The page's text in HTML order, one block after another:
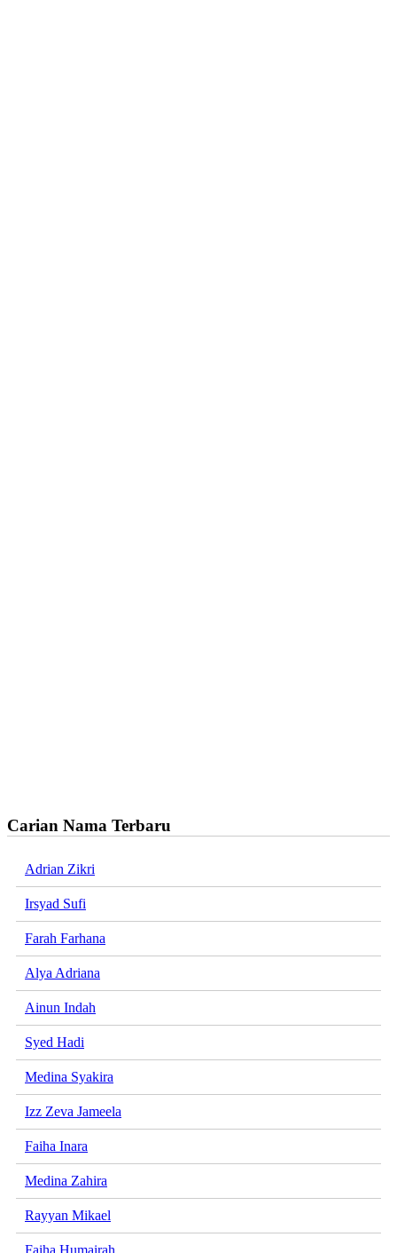
Carian Nama Terbaru
Adrian Zikri
Irsyad Sufi
Farah Farhana
Alya Adriana
Ainun Indah
Syed Hadi
Medina Syakira
Izz Zeva Jameela
Faiha Inara
Medina Zahira
Rayyan Mikael